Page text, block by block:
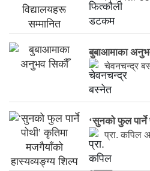
बुबाआमाका
चेवनचन्द्र
‘सुनको फुल पार्ने
प्रा. कपिल